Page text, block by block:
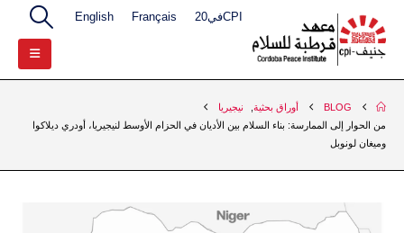
CPIفي20 Français
English
BLOG أوراق بحثية
نيجيريا
من الحوار إلى الممارسة: بناء السلام بين الأديان في الحزام الأوسط لنيجيريا، أودري ديلاكوا
وميغان لونوبل